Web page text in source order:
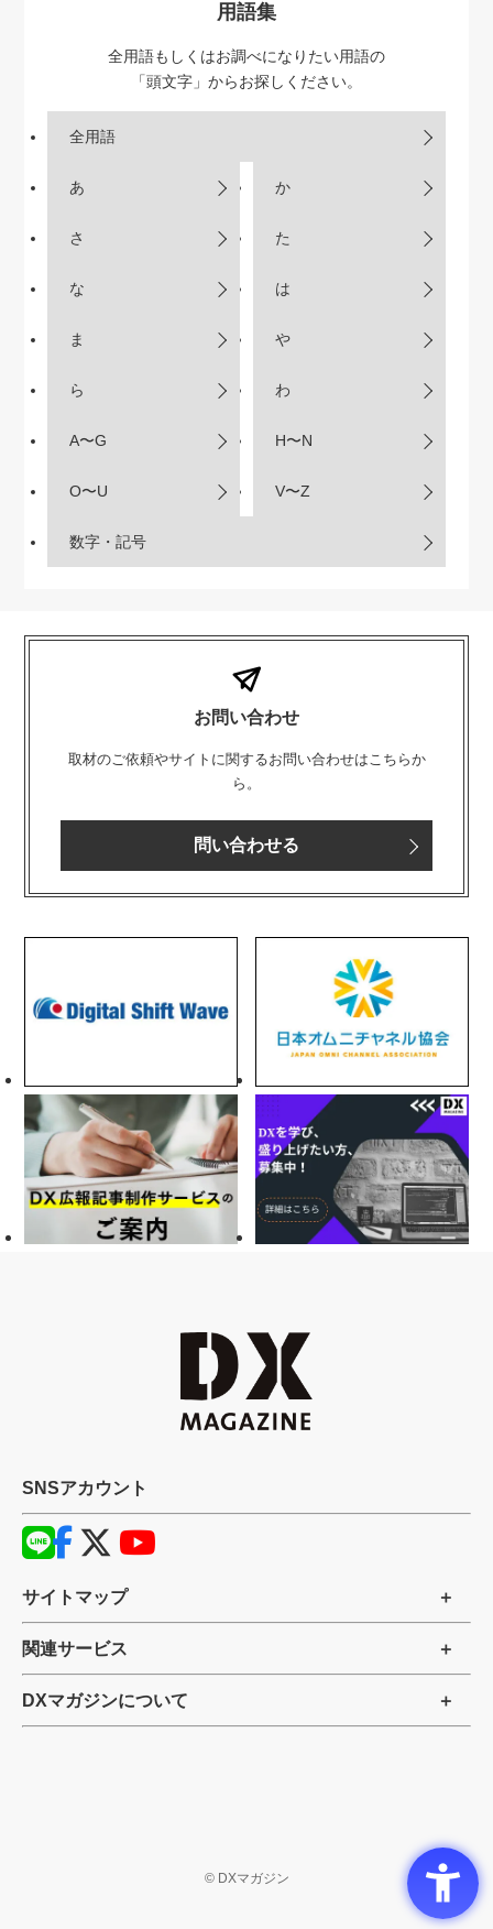
用語集
全用語もしくはお調べになりたい用語の
「頭文字」からお探しください。
全用語
あ か
さ た
な は
ま や
ら わ
A〜G H〜N
O〜U V〜Z
数字・記号
お問い合わせ
取材のご依頼やサイトに関するお問い合わせはこちらか
ら。
問い合わせる
SNSアカウント
サイトマップ
関連サービス
DXマガジンについて
©DXマガジン